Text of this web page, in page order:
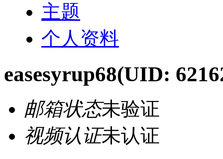
主题
个人资料
easesyrup68(UID:
邮箱状态未验证
视频认证未认证